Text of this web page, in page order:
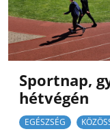
Sportnap,
hétvégén
EGÉSZSÉG